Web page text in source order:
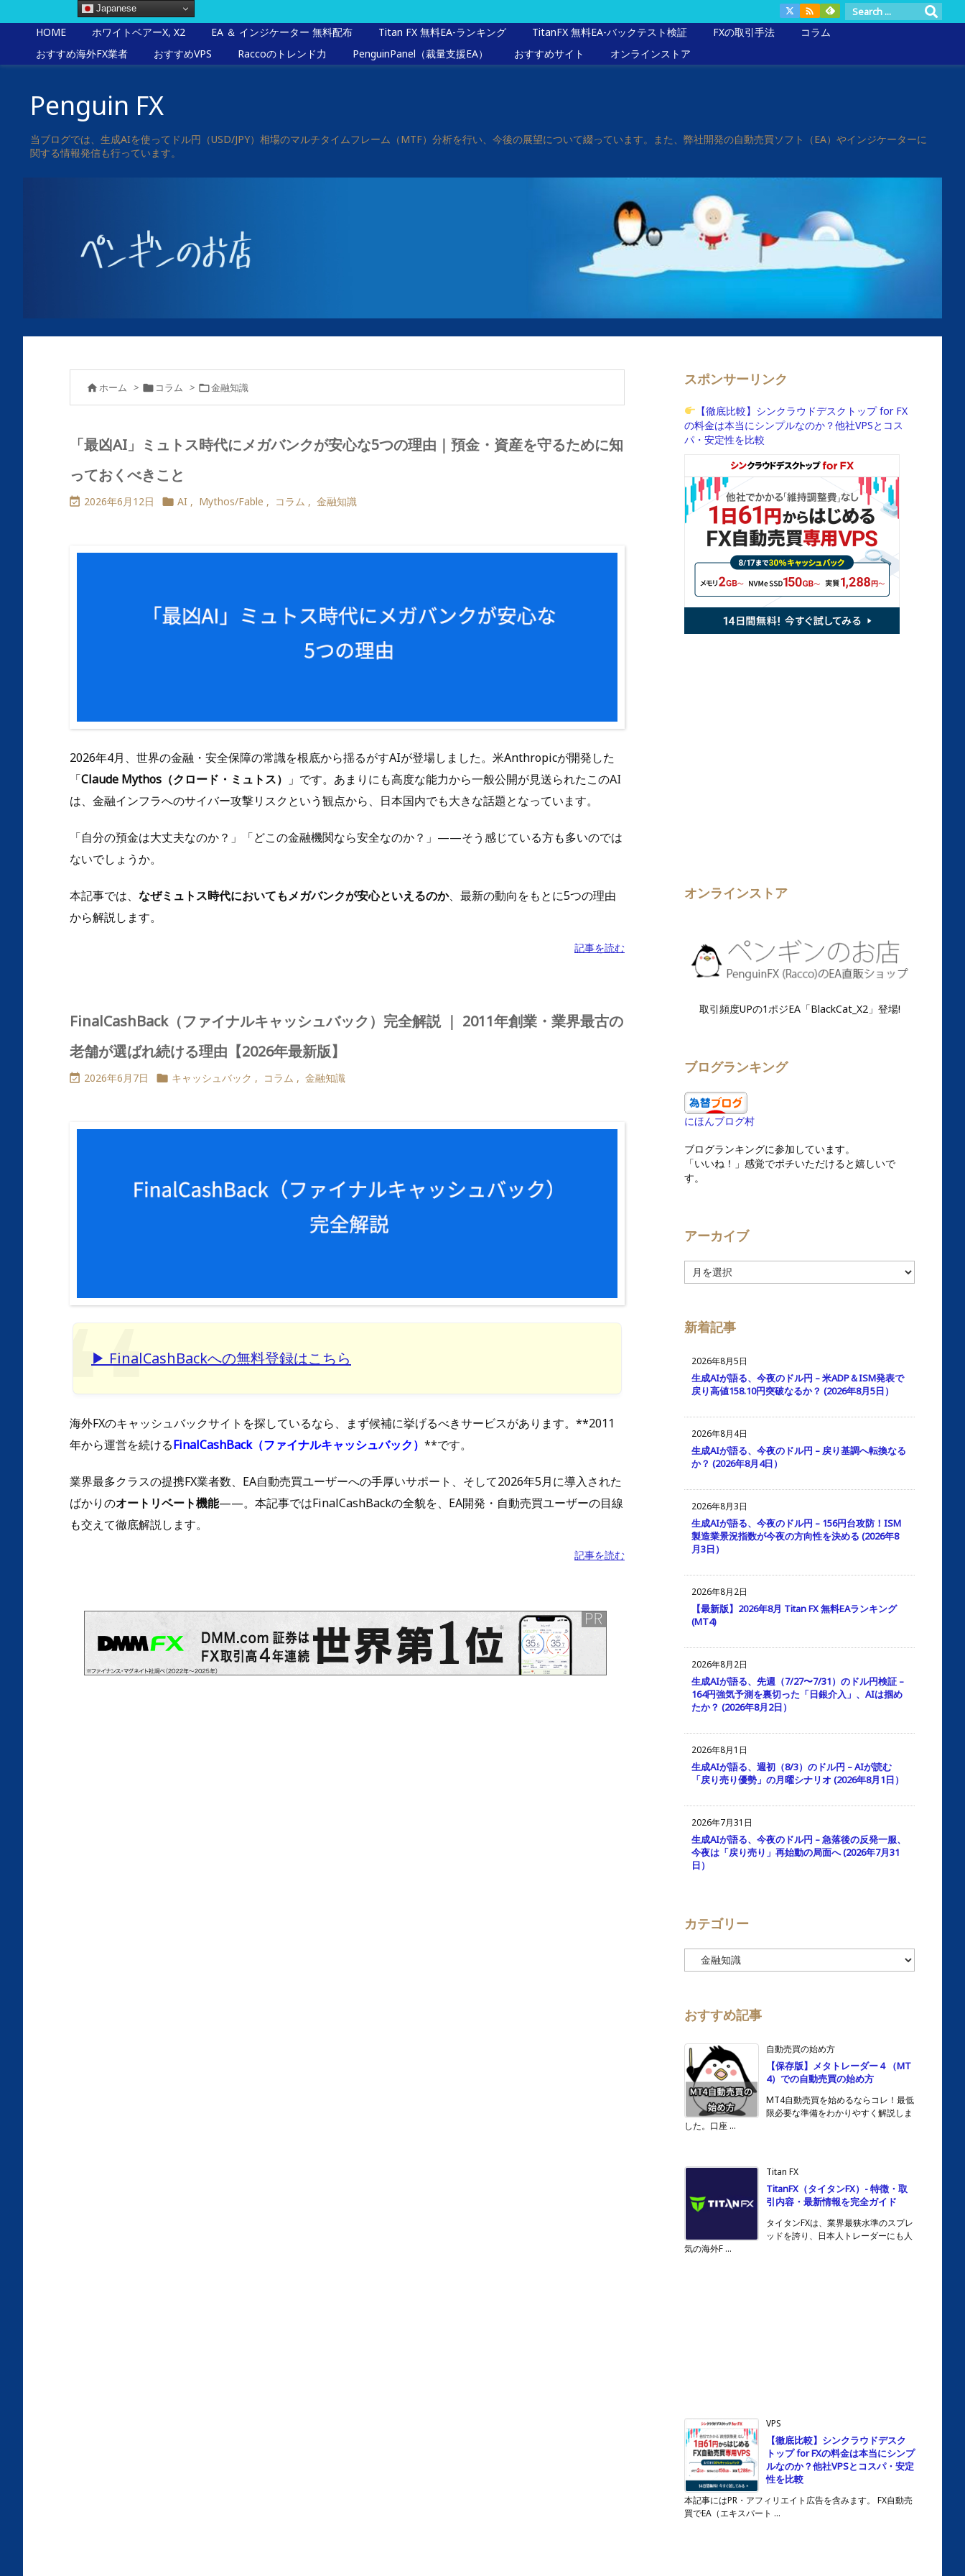
HOME ホワイトベアーX, X2 EA ＆ インジケーター 無料配布 Titan FX 無料EA-ランキング TitanFX 無料EA-バックテスト検証 FXの取引手法
コラム
おすすめ海外FX業者
おすすめVPS Raccoのトレンド力 PenguinPanel（裁量支援EA） おすすめサイト オンラインストア

Penguin FX
当ブログでは、生成AIを使ってドル円（USD/JPY）相場のマルチタイムフレーム（MTF）分析を行い、今後の展望について綴っています。また、弊社開発の自動売買ソフト（EA）やインジケーターに
関する情報発信も行っています。
ホーム >  コラム > 金融知識
「最凶AI」ミュトス時代にメガバンクが安心な5つの理由｜預金・資産を守るために知
っておくべきこと
 2026年6月12日  AI , Mythos/Fable , コラム , 金融知識
2026年4月、世界の金融・安全保障の常識を根底から揺るがすAIが登場しました。米Anthropicが開発した
「Claude Mythos（クロード・ミュトス） 」です。あまりにも高度な能力から一般公開が見送られたこのAI
は、金融インフラへのサイバー攻撃リスクという観点から、日本国内でも大きな話題となっています。
「自分の預金は大丈夫なのか？」「どこの金融機関なら安全なのか？」——そう感じている方も多いのでは
ないでしょうか。
本記事では、 なぜミュトス時代においてもメガバンクが安心といえるのか、最新の動向をもとに5つの理由
から解説します。
記事を読む
FinalCashBack（ファイナルキャッシュバック）完全解説 ｜ 2011年創業・業界最古の
老舗が選ばれ続ける理由【2026年最新版】
 2026年6月7日  キャッシュバック , コラム , 金融知識
▶ FinalCashBackへの無料登録はこちら
海外FXのキャッシュバックサイトを探しているなら、まず候補に挙げるべきサービスがあります。**2011
年から運営を続けるFinalCashBack（ファイナルキャッシュバック） **です。
業界最多クラスの提携FX業者数、EA自動売買ユーザーへの手厚いサポート、そして2026年5月に導入された
ばかりのオートリベート機能——。本記事ではFinalCashBackの全貌を、EA開発・自動売買ユーザーの目線
も交えて徹底解説します。
記事を読む
スポンサーリンク
【徹底比較】シンクラウドデスクトップ for FX
の料金は本当にシンプルなのか？他社VPSとコス
パ・安定性を比較
オンラインストア
取引頻度UPの1ポジEA「BlackCat_X2」登場!
ブログランキング
にほんブログ村
ブログランキングに参加しています。
「いいね！」感覚でポチいただけると嬉しいで
す。
アーカイブ
ー
ブ
新着記事
2026年8月5日
生成AIが語る、今夜のドル円 – 米ADP＆ISM発表で
戻り高値158.10円突破なるか？ (2026年8月5日）
2026年8月4日
生成AIが語る、今夜のドル円 – 戻り基調へ転換なる
か？ (2026年8月4日）
2026年8月3日
生成AIが語る、今夜のドル円 – 156円台攻防！ISM
製造業景況指数が今夜の方向性を決める (2026年8
月3日）
2026年8月2日
【最新版】2026年8月 Titan FX 無料EAランキング
(MT4)
2026年8月2日
生成AIが語る、先週（7/27〜7/31）のドル円検証 –
164円強気予測を裏切った「日銀介入」、AIは掴め
たか？ (2026年8月2日）
2026年8月1日
生成AIが語る、週初（8/3）のドル円 – AIが読む
「戻り売り優勢」の月曜シナリオ (2026年8月1日）
2026年7月31日
生成AIが語る、今夜のドル円 – 急落後の反発一服、
今夜は「戻り売り」再始動の局面へ (2026年7月31
日）
カテゴリー
テ
ー
おすすめ記事
自動売買の始め方
【保存版】メタトレーダー４（MT
4）での自動売買の始め方
MT4自動売買を始めるならコレ！最低
限必要な準備をわかりやすく解説しま
した。口座 ...
Titan FX
TitanFX（タイタンFX）- 特徴・取
引内容・最新情報を完全ガイド
タイタンFXは、業界最狭水準のスプレ
ッドを誇り、日本人トレーダーにも人
気の海外F ...
VPS
【徹底比較】シンクラウドデスク
トップ for FXの料金は本当にシンプ
ルなのか？他社VPSとコスパ・安定
性を比較
本記事にはPR・アフィリエイト広告を含みます。 FX自動売
買でEA（エキスパート ...
Japanese